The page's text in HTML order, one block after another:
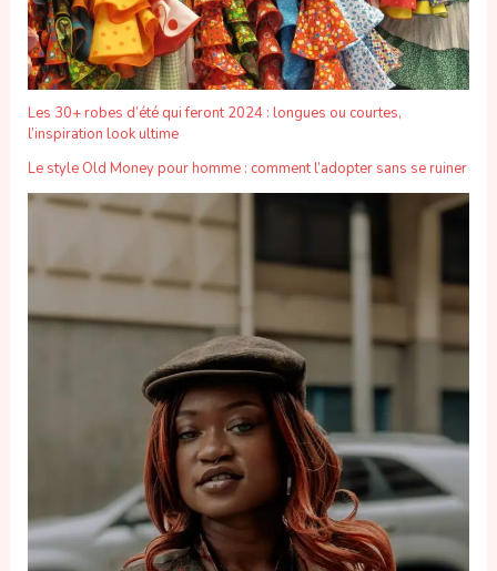
Les 30+ robes d’été qui feront 2024 : longues ou courtes,
l’inspiration look ultime
Le style Old Money pour homme : comment l’adopter sans se ruiner